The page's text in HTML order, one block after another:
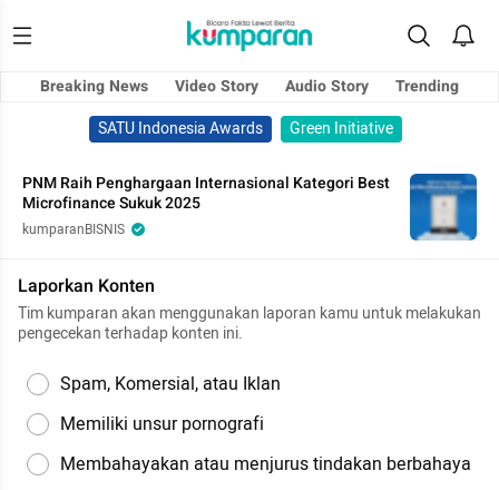
Breaking News Video Story Audio Story
Trending
SATU Indonesia Awards
Green Initiative
PNM Raih Penghargaan Internasional Kategori Best
Microfinance Sukuk 2025
kumparanBISNIS
Laporkan Konten
Tim kumparan akan menggunakan laporan kamu untuk melakukan
pengecekan terhadap konten ini.
Spam, Komersial, atau Iklan
Memiliki unsur pornografi
Membahayakan atau menjurus tindakan berbahaya